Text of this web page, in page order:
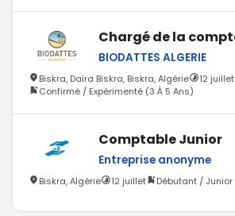
Chargé de la
BIODATTES ALGERIE
Biskra, Daïra Biskra, Biskra, Algérie
12 juillet
Confirmé / Expérimenté (3 À 5 Ans)
Comptable Junior
Entreprise anonyme
Biskra, Algérie 12 juillet Débutant / Junior